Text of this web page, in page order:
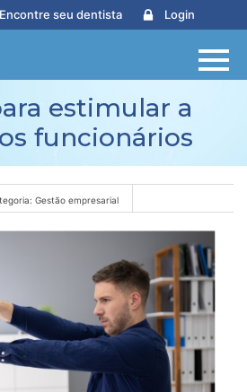
Encontre seu dentista Login
estimular a
funcionários
Gestão empresarial